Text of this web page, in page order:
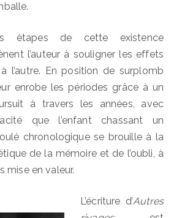
étapes de cette existence
l’auteur à souligner les effets
à l’autre. En position de surplomb
enrobe les périodes grâce à un
à travers les années, avec
que l’enfant chassant un
chronologique se brouille à la
de la mémoire et de l’oubli, à
mise en valeur.
L’écriture d’Autres